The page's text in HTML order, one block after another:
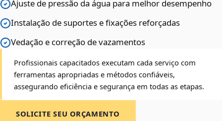
Ajuste de pressão da água para melhor desempenho
Instalação de suportes e fixações reforçadas
Vedação e correção de vazamentos
Profissionais capacitados executam cada serviço com
ferramentas apropriadas e métodos confiáveis,
assegurando eficiência e segurança em todas as etapas.
SOLICITE SEU ORÇAMENTO